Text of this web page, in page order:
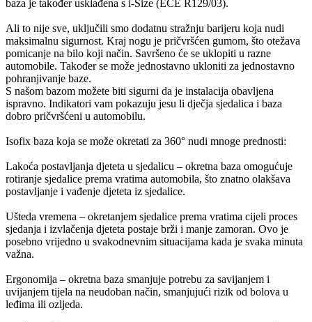
baza je također usklađena s i-Size (ECE R129/03).
Ali to nije sve, uključili smo dodatnu stražnju barijeru koja nudi
maksimalnu sigurnost. Kraj nogu je pričvršćen gumom, što otežava
pomicanje na bilo koji način. Savršeno će se uklopiti u razne
automobile. Također se može jednostavno ukloniti za jednostavno
pohranjivanje baze.
S našom bazom možete biti sigurni da je instalacija obavljena
ispravno. Indikatori vam pokazuju jesu li dječja sjedalica i baza
dobro pričvršćeni u automobilu.
Isofix baza koja se može okretati za 360° nudi mnoge prednosti:
Lakoća postavljanja djeteta u sjedalicu – okretna baza omogućuje
rotiranje sjedalice prema vratima automobila, što znatno olakšava
postavljanje i vađenje djeteta iz sjedalice.
Ušteda vremena – okretanjem sjedalice prema vratima cijeli proces
sjedanja i izvlačenja djeteta postaje brži i manje zamoran. Ovo je
posebno vrijedno u svakodnevnim situacijama kada je svaka minuta
važna.
Ergonomija – okretna baza smanjuje potrebu za savijanjem i
uvijanjem tijela na neudoban način, smanjujući rizik od bolova u
leđima ili ozljeda.